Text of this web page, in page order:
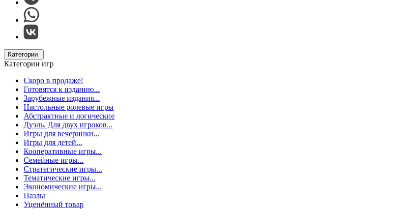
Категории
Категории игр
Скоро в продаже!
Готовятся к изданию...
Зарубежные издания...
Настольные ролевые игры
Абстрактные и логические
Дуэль. Для двух игроков...
Игры для вечеринки...
Игры для детей...
Кооперативные игры...
Семейные игры...
Стратегические игры...
Тематические игры...
Экономические игры...
Пазлы
Уценённый товар